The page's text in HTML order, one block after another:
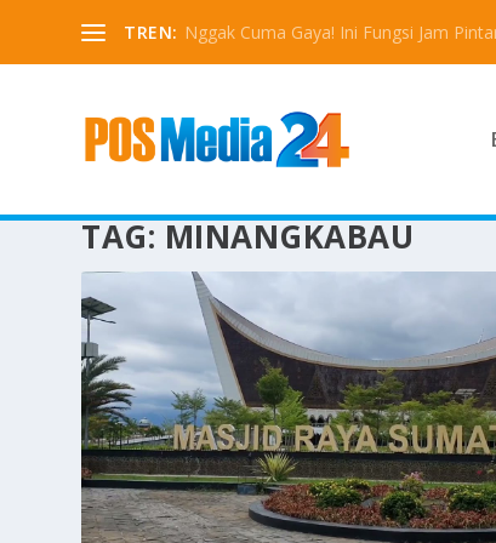
TREN: Nggak Cuma Gaya! Ini Fungsi Jam
TAG: MINANGKABAU